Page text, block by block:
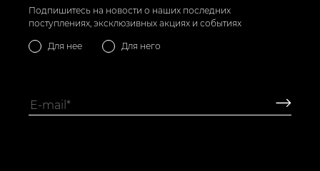
Подпишитесь на новости о наших последних
поступлениях, эксклюзивных акциях и событиях
Для нее Для него